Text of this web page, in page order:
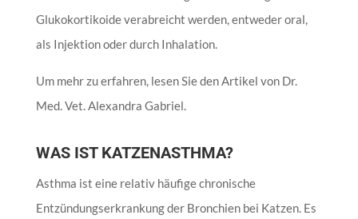
Glukokortikoide verabreicht werden, entweder oral,
als Injektion oder durch Inhalation.
Um mehr zu erfahren, lesen Sie den Artikel von Dr.
Med. Vet. Alexandra Gabriel.
WAS IST KATZENASTHMA?
Asthma ist eine relativ häufige chronische
Entzündungserkrankung der Bronchien bei Katzen. Es